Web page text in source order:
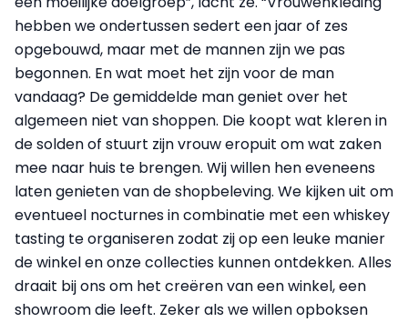
hebben we ondertussen sedert een jaar of zes
opgebouwd, maar met de mannen zijn we pas
begonnen. En wat moet het zijn voor de man
vandaag? De gemiddelde man geniet over het
algemeen niet van shoppen. Die koopt wat kleren in
de solden of stuurt zijn vrouw eropuit om wat zaken
mee naar huis te brengen. Wij willen hen eveneens
laten genieten van de shopbeleving. We kijken uit om
eventueel nocturnes in combinatie met een whiskey
tasting te organiseren zodat zij op een leuke manier
de winkel en onze collecties kunnen ontdekken. Alles
draait bij ons om het creëren van een winkel, een
showroom die leeft. Zeker als we willen opboksen